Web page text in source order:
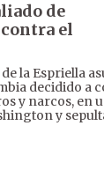
de
el
la Espriella
decidido a
y narcos, en
y